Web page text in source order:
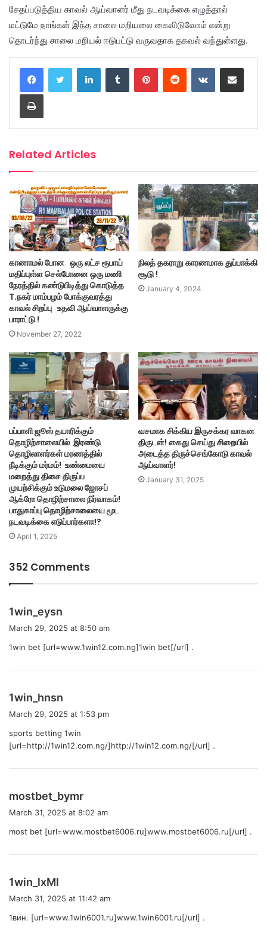
சேதப்படுத்திய காவல் ஆய்வாளர் மீது நடவடிக்கை எழுத்தால்
மட்டுமே நாங்கள் இந்த சாலை மறியலை கைவிடுவோம் என்று
தொடர்ந்து சாலை மறியல் ஈடுபட்டு வருவதாக தகவல் வந்துள்ளது.
LinkedInTumblr PinterestReddit VKontakteShare via Email
Print
Related Articles
காணாமல் போன ஒரு லட்ச ரூபாய்
மதிப்புள்ள செல்போனை ஒரு மணி
நேரத்தில் கண்டுபிடித்து கொடுத்த
T.நகர் மாம்பழம் போக்குவரத்து
காவல் சிறப்பு உதவி ஆய்வாளருக்கு
பாராட்டு !
November 27, 2022
நிலத் தகராறு காரணமாக துப்பாக்கி
சூடு !
January 4, 2024
பப்பாளி ஜூஸ் தயாரிக்கும்
தொழிற்சாலையில் இரண்டு
தொழிலாளர்கள் மரணத்தில்
நீடிக்கும் மர்மம்! உண்மையை
மறைத்து திசை திருப்ப
முயற்சிக்கும் உடுமலை ஜோசப்
ஆக்ரோ தொழிற்சாலை நிர்வாகம்!
பாதுகாப்பு தொழிற்சாலையை மூட
நடவடிக்கை எடுப்பார்களா!?
April 1, 2025
வசமாக சிக்கிய இருசக்கர வாகன
திருடன்! கைது செய்து சிறையில்
அடைத்த திருச்செங்கோடு காவல்
ஆய்வாளர்!
January 31, 2025
352 Comments
1win_eysn
a
s
March 29, 2025 at 8:50 am
1win bet [url=www.1win12.com.ng]1win bet[/url] .
1win_hnsn
a
s
:
March 29, 2025 at 1:53 pm
sports betting 1win
[url=http://1win12.com.ng/]http://1win12.com.ng/[/url] .
mostbet_bymr
a
s
March 31, 2025 at 8:02 am
most bet [url=www.mostbet6006.ru]www.mostbet6006.ru[/url] .
1win_lxMl
a
s
March 31, 2025 at 11:42 am
1вин. [url=www.1win6001.ru]www.1win6001.ru[/url] .